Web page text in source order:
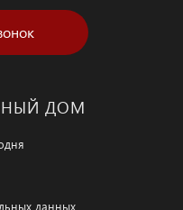
ДОМ
данных